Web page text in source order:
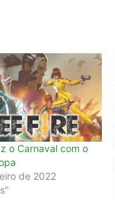
o Carnaval com o
de 2022